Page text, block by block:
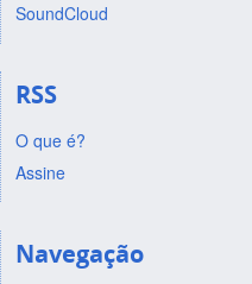
SoundCloud
RSS
O que é?
Assine
Navegação